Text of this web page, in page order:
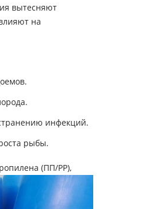
вытесняют
на
инфекций.
рыбы.
(ПП/PP),